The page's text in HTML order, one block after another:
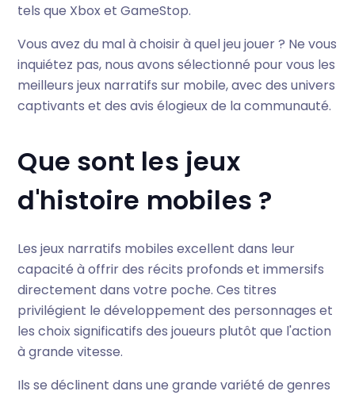
tels que Xbox et GameStop.
Vous avez du mal à choisir à quel jeu jouer ? Ne vous
inquiétez pas, nous avons sélectionné pour vous les
meilleurs jeux narratifs sur mobile, avec des univers
captivants et des avis élogieux de la communauté.
Que sont les jeux
d'histoire mobiles ?
Les jeux narratifs mobiles excellent dans leur
capacité à offrir des récits profonds et immersifs
directement dans votre poche. Ces titres
privilégient le développement des personnages et
les choix significatifs des joueurs plutôt que l'action
à grande vitesse.
Ils se déclinent dans une grande variété de genres